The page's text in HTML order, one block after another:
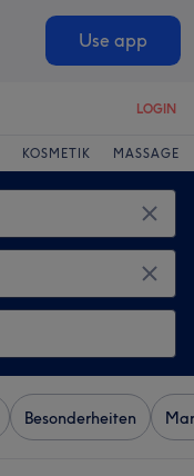
Use app
LOGIN
KOSMETIK MASSAGE
Besonderheiten